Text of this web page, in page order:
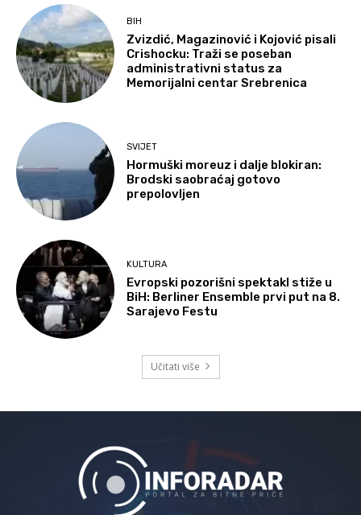
BIH
Zvizdić, Magazinović i Kojović pisali
Crishocku: Traži se poseban
administrativni status za
Memorijalni centar Srebrenica
SVIJET
Hormuški moreuz i dalje blokiran:
Brodski saobraćaj gotovo
prepolovljen
KULTURA
Evropski pozorišni spektakl stiže u
BiH: Berliner Ensemble prvi put na 8.
Sarajevo Festu
Učitati više